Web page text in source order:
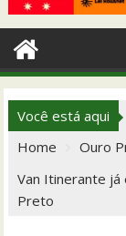
Você está aqui
Home
Ouro
Van Itinerante
Preto